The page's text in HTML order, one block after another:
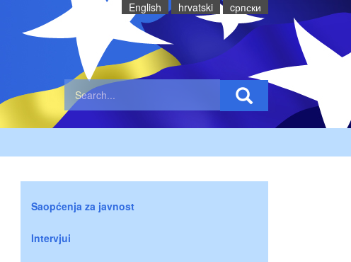
English hrvatski cрпски
Saopćenja za javnost
Intervjui